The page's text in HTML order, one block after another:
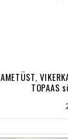
AMETÜST,
TOPAAS